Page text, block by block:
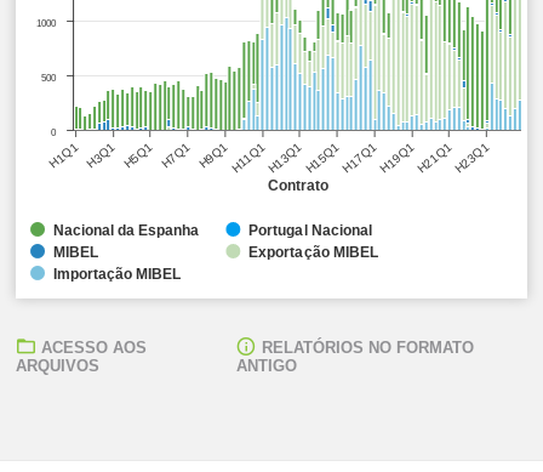
Contrato
H1Q1 H3Q1 H5Q1 H7Q1 H9Q1H11Q1H13Q1H15Q1H17Q1H19Q1H21Q1H23Q1
0
500
1000
Nacional da Espanha Portugal Nacional
MIBEL Exportação MIBEL
Importação MIBEL
ACESSO AOS
ARQUIVOS
RELATÓRIOS NO FORMATO
ANTIGO